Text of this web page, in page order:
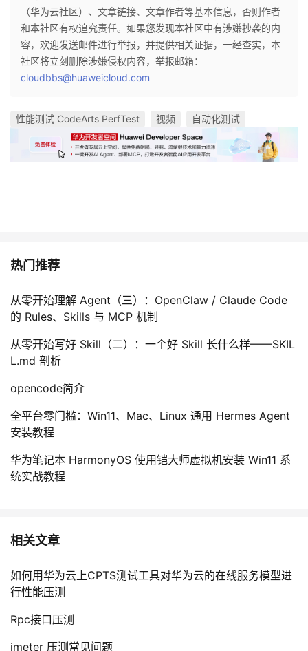
（华为云社区）、文章链接、文章作者等基本信息，否则作者
和本社区有权追究责任。如果您发现本社区中有涉嫌抄袭的内
容，欢迎发送邮件进行举报，并提供相关证据，一经查实，本
社区将立刻删除涉嫌侵权内容，举报邮箱：
cloudbbs@huaweicloud.com
性能测试 CodeArts PerfTest 视频 自动化测试
热门推荐
从零开始理解 Agent（三）：OpenClaw / Claude Code
的 Rules、Skills 与 MCP 机制
从零开始写好 Skill（二）：一个好 Skill 长什么样——SKIL
L.md 剖析
opencode简介
全平台零门槛：Win11、Mac、Linux 通用 Hermes Agent
安装教程
华为笔记本 HarmonyOS 使用铠大师虚拟机安装 Win11 系
统实战教程
相关文章
如何用华为云上CPTS测试工具对华为云的在线服务模型进
行性能压测
Rpc接口压测
jmeter 压测常见问题